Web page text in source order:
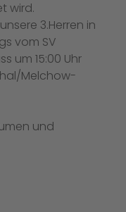
wird.
3.Herren in
vom SV
um 15:00 Uhr
Melchow-
und